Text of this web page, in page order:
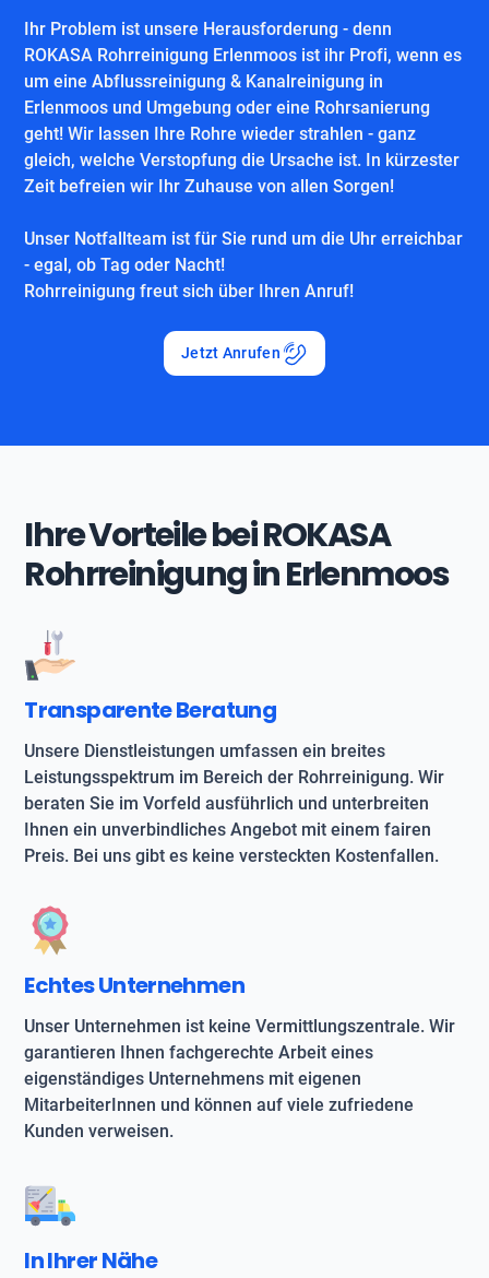
Ihr Problem ist unsere Herausforderung - denn
ROKASA Rohrreinigung Erlenmoos ist ihr Profi, wenn es
um eine Abflussreinigung & Kanalreinigung in
Erlenmoos und Umgebung oder eine Rohrsanierung
geht! Wir lassen Ihre Rohre wieder strahlen - ganz
gleich, welche Verstopfung die Ursache ist. In kürzester
Zeit befreien wir Ihr Zuhause von allen Sorgen!
Unser Notfallteam ist für Sie rund um die Uhr erreichbar
- egal, ob Tag oder Nacht!
Rohrreinigung freut sich über Ihren Anruf!
Jetzt Anrufen
Ihre Vorteile bei ROKASA
Rohrreinigung in Erlenmoos
Transparente Beratung
Unsere Dienstleistungen umfassen ein breites
Leistungsspektrum im Bereich der Rohrreinigung. Wir
beraten Sie im Vorfeld ausführlich und unterbreiten
Ihnen ein unverbindliches Angebot mit einem fairen
Preis. Bei uns gibt es keine versteckten Kostenfallen.
Echtes Unternehmen
Unser Unternehmen ist keine Vermittlungszentrale. Wir
garantieren Ihnen fachgerechte Arbeit eines
eigenständiges Unternehmens mit eigenen
MitarbeiterInnen und können auf viele zufriedene
Kunden verweisen.
In Ihrer Nähe